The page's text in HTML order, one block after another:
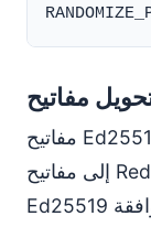
مفاتيح Ed25519 يمكن تحويلها مؤقتاً في اتجاه واحد
إلى مفاتيح Red25519، لدعم إعادة العشوائية للوجهات